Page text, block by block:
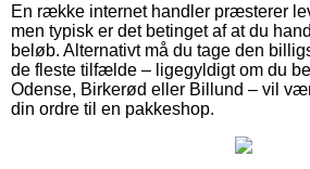
En række internet handler præsterer
men typisk er det betinget af at du
beløb. Alternativt må du tage den
de fleste tilfælde – ligegyldigt om du
Odense, Birkerød eller Billund – vil
din ordre til en pakkeshop.